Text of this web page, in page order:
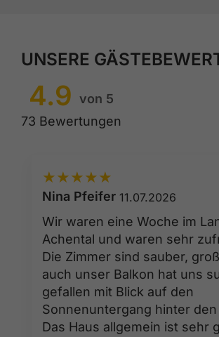
UNSERE
4.9 von 5
73 Bewertungen
★★★★★
Nina Pfeifer 11.07.2026
Wir waren eine Woche im
Achental und waren sehr
Die Zimmer sind sauber,
auch unser Balkon hat uns
gefallen mit Blick auf den
Sonnenuntergang hinter
Das Haus allgemein ist sehr